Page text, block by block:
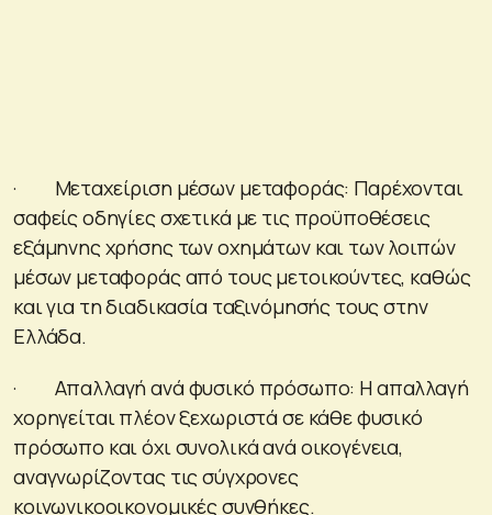
· Μεταχείριση μέσων μεταφοράς: Παρέχονται
σαφείς οδηγίες σχετικά με τις προϋποθέσεις
εξάμηνης χρήσης των οχημάτων και των λοιπών
μέσων μεταφοράς από τους μετοικούντες, καθώς
και για τη διαδικασία ταξινόμησής τους στην
Ελλάδα.
· Απαλλαγή ανά φυσικό πρόσωπο: Η απαλλαγή
χορηγείται πλέον ξεχωριστά σε κάθε φυσικό
πρόσωπο και όχι συνολικά ανά οικογένεια,
αναγνωρίζοντας τις σύγχρονες
κοινωνικοοικονομικές συνθήκες.